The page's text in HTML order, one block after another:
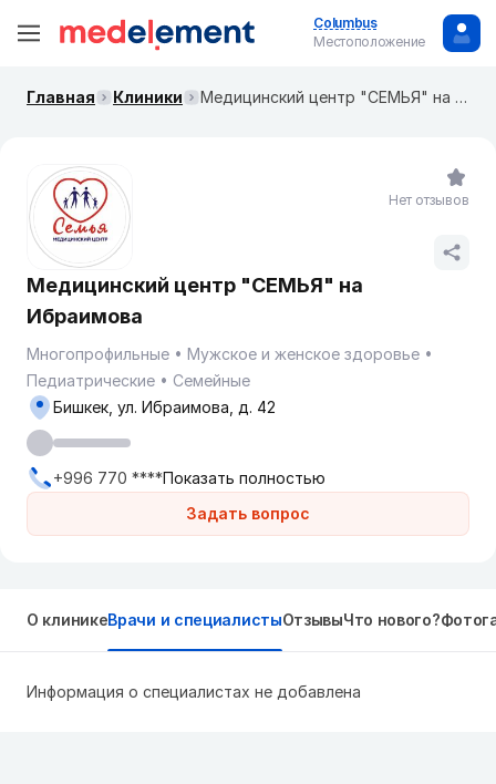
Columbus
Местоположение
Главная Клиники ​Медицинский центр "СЕМЬЯ" на Ибраимова
​Медицинский центр "СЕМЬЯ" на
Ибраимова
Многопрофильные
Мужское и женское здоровье
Педиатрические
Семейные
Задать вопрос
Бишкек, ​ул. Ибраимова, д. 42
+996 770 ****Показать полностью
Нет отзывов
О клиникеВрачи и специалистыОтзывыЧто нового?
Информация о специалистах не добавлена